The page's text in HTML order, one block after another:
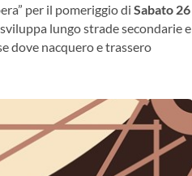
per il pomeriggio di Sabato 26
lungo strade secondarie e
dove nacquero e trassero